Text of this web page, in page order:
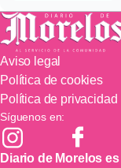
Aviso legal
Política de cookies
Política de privacidad
Síguenos en:
Diario de Morelos